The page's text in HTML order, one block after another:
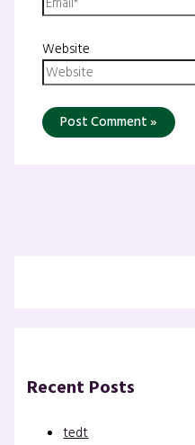
Website
Recent Posts
tedt